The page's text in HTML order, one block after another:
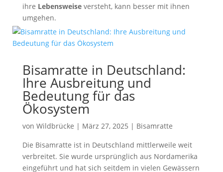
ihre Lebensweiseversteht, kann besser mit ihnen
umgehen.
Bisamratte in Deutschland:
Ihre Ausbreitung und
Bedeutung für das
Ökosystem
von Wildbrücke | März 27, 2025 | Bisamratte
Die Bisamratte ist in Deutschland mittlerweile weit
verbreitet. Sie wurde ursprünglich aus Nordamerika
eingeführt und hat sich seitdem in vielen Gewässern